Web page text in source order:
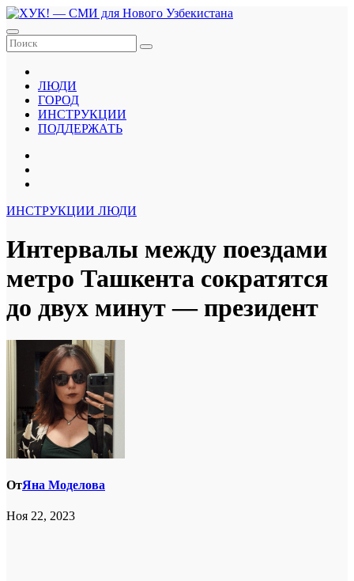
Перейти
к
содержанию
ЛЮДИ
ГОРОД
ИНСТРУКЦИИ
ПОДДЕРЖАТЬ
ИНСТРУКЦИИ ЛЮДИ
Интервалы между поездами
метро Ташкента сократятся
до двух минут — президент
ОтЯна Моделова
Ноя 22, 2023